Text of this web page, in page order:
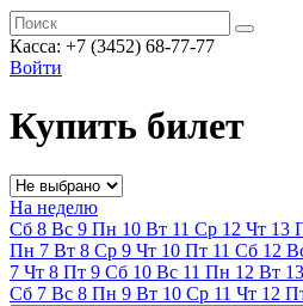
Касса: +7 (3452) 68-77-77
Войти
Купить билет
На неделю
Сб 8 Вс 9 Пн 10 Вт 11 Ср 12 Чт 13
Пн 7 Вт 8 Ср 9 Чт 10 Пт 11 Сб 12
7 Чт 8 Пт 9 Сб 10 Вс 11 Пн 12 Вт 13
Сб 7 Вс 8 Пн 9 Вт 10 Ср 11 Чт 12